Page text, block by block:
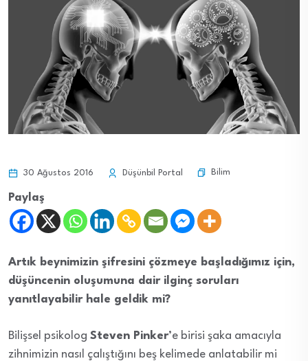
30 Ağustos 2016 Düşünbil Portal Bilim
Paylaş
Artık beynimizin şifresini çözmeye başladığımız için,
düşüncenin oluşumuna dair ilginç soruları
yanıtlayabilir hale geldik mi?
Bilişsel psikolog Steven Pinker’e birisi şaka amacıyla
zihnimizin nasıl çalıştığını beş kelimede anlatabilir mi